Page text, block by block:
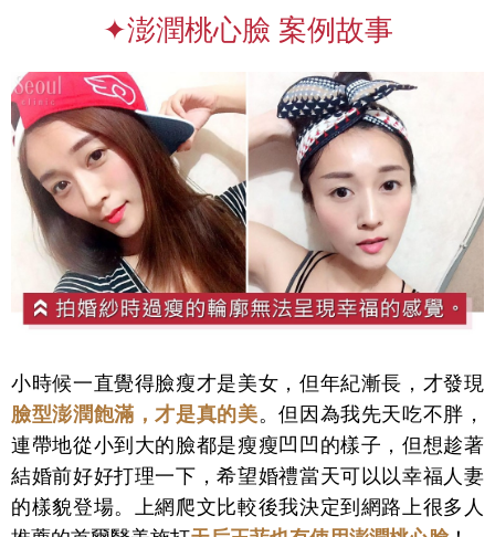
✦澎潤桃心臉 案例故事
小時候一直覺得臉瘦才是美女，但年紀漸長，才發現
臉型澎潤飽滿，才是真的美。但因為我先天吃不胖，
連帶地從小到大的臉都是瘦瘦凹凹的樣子，但想趁著
結婚前好好打理一下，希望婚禮當天可以以幸福人妻
的樣貌登場。上網爬文比較後我決定到網路上很多人